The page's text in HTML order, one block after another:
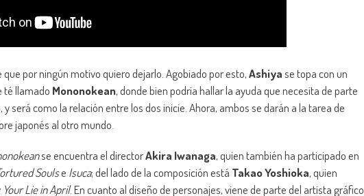
por ningún motivo quiero dejarlo. Agobiado por esto,Ashiyase topa con un
té llamado Mononokean, donde bien podría hallar la ayuda que necesita de parte
, y será como la relación entre los dos inicie. Ahora, ambos se darán a la tarea de
japonés al otro mundo.
se encuentra el directorAkira Iwanaga, quien también ha participado en
Soulse Isuca; del lado de la composición está Takao Yoshioka, quien
Your Lie in April. En cuanto al diseño de personajes, viene de parte del artista gráfico